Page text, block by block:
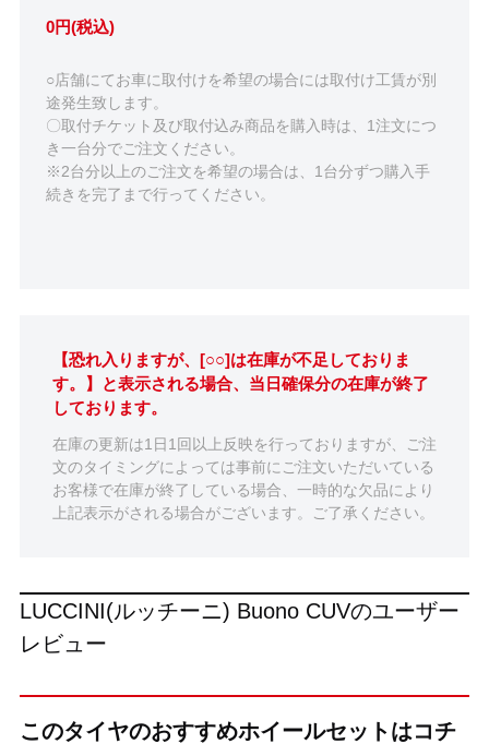
0円(税込)
○店舗にてお車に取付けを希望の場合には取付け工賃が別
途発生致します。
〇取付チケット及び取付込み商品を購入時は、1注文につ
き一台分でご注文ください。
※2台分以上のご注文を希望の場合は、1台分ずつ購入手
続きを完了まで行ってください。
【恐れ入りますが、[○○]は在庫が不足しておりま
す。】と表示される場合、当日確保分の在庫が終了
しております。
在庫の更新は1日1回以上反映を行っておりますが、ご注
文のタイミングによっては事前にご注文いただいている
お客様で在庫が終了している場合、一時的な欠品により
上記表示がされる場合がございます。ご了承ください。
LUCCINI(ルッチーニ) Buono CUVのユーザー
レビュー
このタイヤのおすすめホイールセットはコチ